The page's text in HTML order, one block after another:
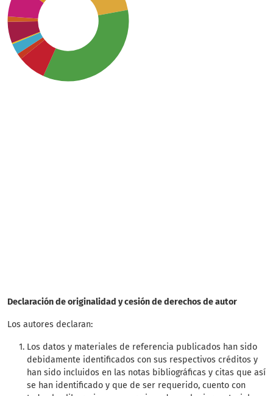
Declaración de originalidad y cesión de derechos de autor
Los autores declaran:
Los datos y materiales de referencia publicados han sido
debidamente identificados con sus respectivos créditos y
han sido incluidos en las notas bibliográficas y citas que así
se han identificado y que de ser requerido, cuento con